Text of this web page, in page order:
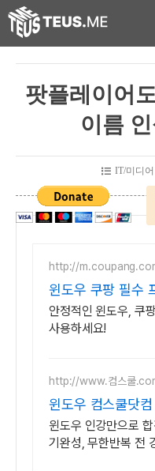
팟플레이어
이름
IT/미디어
http://
윈도우 쿠팡 필수
한번에!
안정적인 윈도우, 쿠
사용하세요!
http://www.컴스쿨
윈도우 컴스쿨닷
청&결제시 기프티
윈도우 인강만으로
기완성, 무한반복 전